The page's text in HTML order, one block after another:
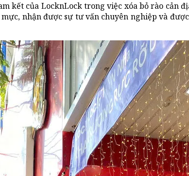
kết của LocknLock trong việc xóa bỏ rào cản
nhận được sự tư vấn chuyên nghiệp và